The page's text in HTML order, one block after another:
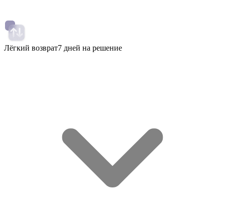
Лёгкий возврат7 дней на решение